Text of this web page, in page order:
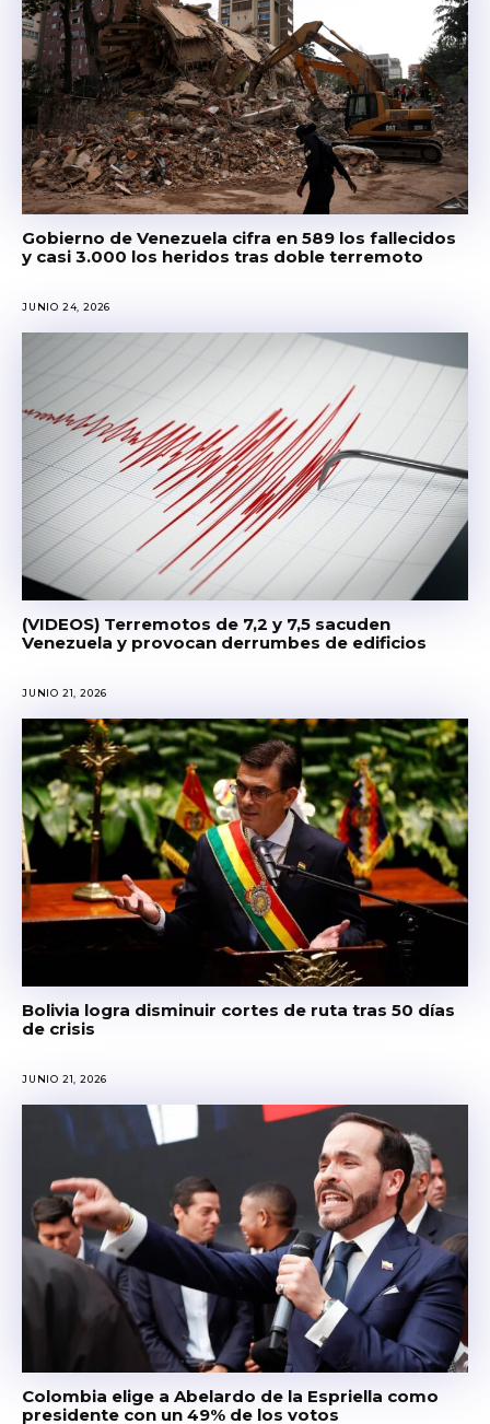
Gobierno de Venezuela cifra en 589 los fallecidos
y casi 3.000 los heridos tras doble terremoto
JUNIO 24, 2026
(VIDEOS) Terremotos de 7,2 y 7,5 sacuden
Venezuela y provocan derrumbes de edificios
JUNIO 21, 2026
Bolivia logra disminuir cortes de ruta tras 50 días
de crisis
JUNIO 21, 2026
Colombia elige a Abelardo de la Espriella como
presidente con un 49% de los votos